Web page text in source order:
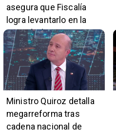
asegura que Fiscalía
logra levantarlo en la
mayoría de casos
Ministro Quiroz detalla
megarreforma tras
cadena nacional de